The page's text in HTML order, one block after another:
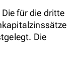
für die dritte
Die